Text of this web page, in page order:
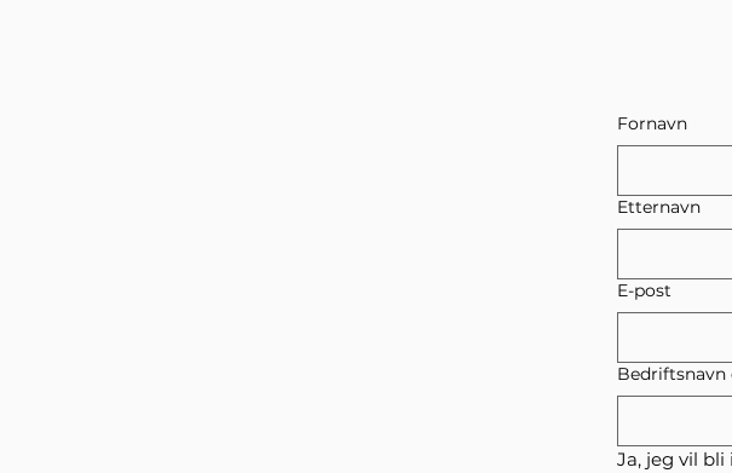
Fornavn
Etternavn
E-post
Bedriftsnavn
Ja, jeg vil